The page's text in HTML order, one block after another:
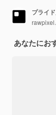
プライ
あなたにお